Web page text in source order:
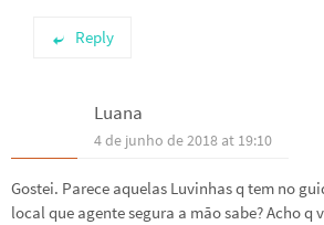
Reply
Luana
4 de junho de 2018 at 19:10
Gostei. Parece aquelas Luvinhas q tem no
local que agente segura a mão sabe? Acho q